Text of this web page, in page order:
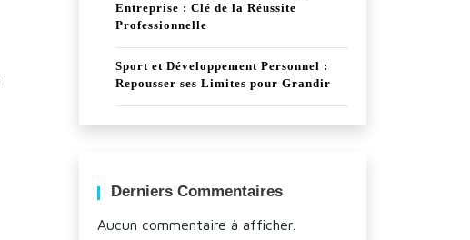
Entreprise : Clé de la Réussite
Professionnelle
Sport et Développement Personnel :
Repousser ses Limites pour Grandir
Derniers Commentaires
Aucun commentaire à afficher.